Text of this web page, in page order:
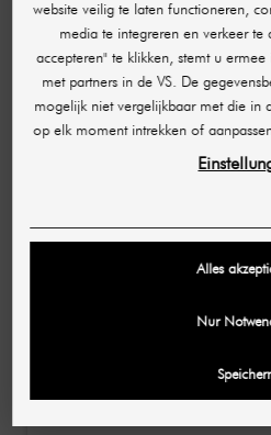
L-Max hyaluronvuller 1 ml
€ 30,40 € 55,92
(30.400,00 € / L)
website veilig te laten functioneren,
media te integreren en verkeer te
accepteren" te klikken, stemt u
met partners in de VS. De
mogelijk niet vergelijkbaar met die in
op elk moment intrekken of
Alles
Nur